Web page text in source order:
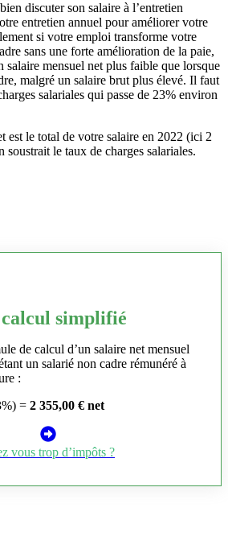
discuter son salaire à l’entretien
entretien annuel pour améliorer votre
si votre emploi transforme votre
sans une forte amélioration de la paie,
mensuel net plus faible que lorsque
malgré un salaire brut plus élevé. Il faut
salariales qui passe de 23% environ
est le total de votre salaire en 2022 (ici 2
soustrait le taux de charges salariales.
simplifié
de calcul d’un salaire net mensuel
un salarié non cadre rémunéré à
:
= 2 355,00 € net
vous trop d’impôts ?